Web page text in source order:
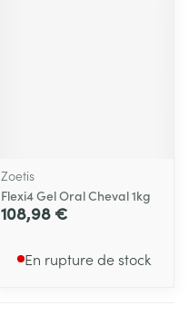
Zoetis
Flexi4 Gel Oral Cheval 1kg
108,98 €
En rupture de stock